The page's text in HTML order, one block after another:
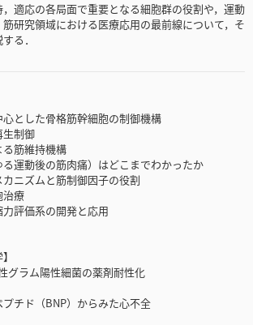
，適応の各局面で重要となる細胞群の役割や，運動
研究領域における医療応用の最前線について，そ
る．
とした骨格筋幹細胞の制御機構
制御
筋維持機構
運動後の筋肉痛）はどこまでわかったか
ニズムと筋制御因子の役割
療
評価系の開発と応用
グラム陽性細菌の薬剤耐性化
チド（BNP）からみた心不全